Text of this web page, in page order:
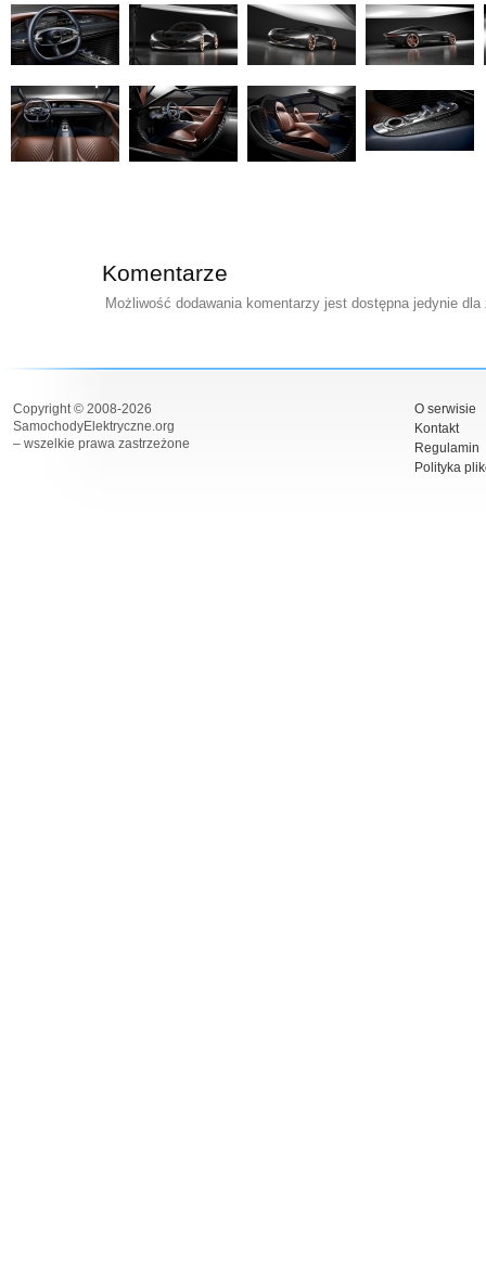
Komentarze
Możliwość dodawania komentarzy jest dostępna jedynie
Copyright © 2008-2026
SamochodyElektryczne.org
– wszelkie prawa zastrzeżone
O serwisie
Kontakt
Regulamin
Polityka